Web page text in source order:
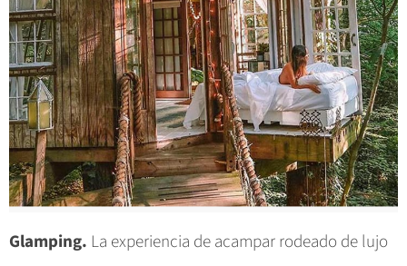
Glamping. La experiencia de acampar rodeado de lujo